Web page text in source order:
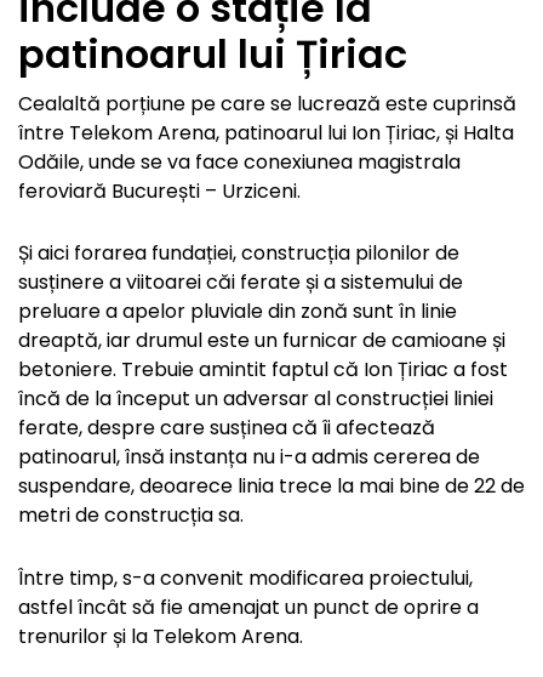
patinoarul lui Țiriac
Cealaltă porțiune pe care se lucrează este cuprinsă
între Telekom Arena, patinoarul lui Ion Țiriac, și Halta
Odăile, unde se va face conexiunea magistrala
feroviară București – Urziceni.
Și aici forarea fundației, construcția pilonilor de
susținere a viitoarei căi ferate și a sistemului de
preluare a apelor pluviale din zonă sunt în linie
dreaptă, iar drumul este un furnicar de camioane și
betoniere. Trebuie amintit faptul că Ion Țiriac a fost
încă de la început un adversar al construcției liniei
ferate, despre care susținea că îi afectează
patinoarul, însă instanța nu i-a admis cererea de
suspendare, deoarece linia trece la mai bine de 22 de
metri de construcția sa.
Între timp, s-a convenit modificarea proiectului,
astfel încât să fie amenajat un punct de oprire a
trenurilor și la Telekom Arena.